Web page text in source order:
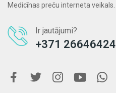
Medicīnas preču interneta veikals.
Ir jautājumi?
+371 26646424